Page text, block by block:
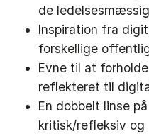
de
Inspiration fra
forskellige
Evne til at
reflekteret til
En dobbelt linse
kritisk/refleksiv og